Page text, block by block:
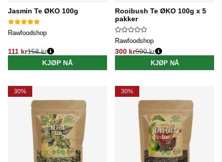
Jasmin Te ØKO 100g
Rawfoodshop
111 kr
Vanlig pris:
158 kr
KJØP NÅ
Rooibush Te ØKO 100g x 5
pakker
Rawfoodshop
300 kr
Vanlig pris:
600 kr
KJØP NÅ
30% 30%